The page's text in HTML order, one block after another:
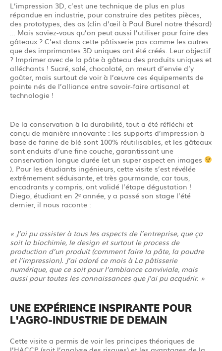
L’impression 3D, c’est une technique de plus en plus
répandue en industrie, pour construire des petites pièces,
des prototypes, des os (clin d’œil à Paul Burel notre thésard)
… Mais saviez-vous qu’on peut aussi l’utiliser pour faire des
gâteaux ? C’est dans cette pâtisserie pas comme les autres
que des imprimantes 3D uniques ont été créés. Leur objectif
? Imprimer avec de la pâte à gâteau des produits uniques et
alléchants ! Sucré, salé, chocolaté, on meurt d’envie d’y
goûter, mais surtout de voir à l’œuvre ces équipements de
pointe nés de l’alliance entre savoir-faire artisanal et
technologie !
De la conservation à la durabilité, tout a été réfléchi et
conçu de manière innovante : les supports d’impression à
base de farine de blé sont 100% réutilisables, et les gâteaux
sont enduits d’une fine couche, garantissant une
conservation longue durée (et un super aspect en images
). Pour les étudiants ingénieurs, cette visite s’est révélée
extrêmement séduisante, et très gourmande, car tous,
encadrants y compris, ont validé l’étape dégustation !
Diego, étudiant en 2ᵉ année, y a passé son stage l’été
dernier, il nous raconte :
« J’ai pu assister à tous les aspects de l’entreprise, que ça
soit la biochimie, le design et surtout le process de
production d’un produit (comment faire la pâte, la poudre
et l’impression). J’ai adoré ce mois à La pâtisserie
numérique, que ce soit pour l’ambiance conviviale, mais
aussi pour toutes les connaissances que j’ai pu acquérir. »
UNE EXPÉRIENCE INSPIRANTE POUR
L'AGRO-INDUSTRIE DE DEMAIN
Cette visite a permis de voir les principes théoriques de